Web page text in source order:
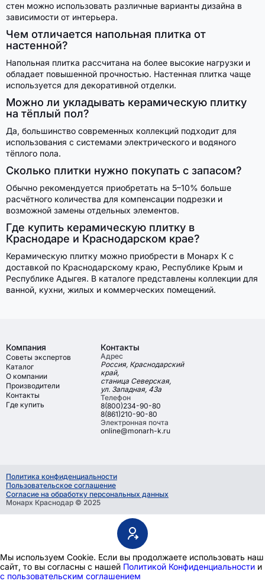
стен можно использовать различные варианты дизайна в
зависимости от интерьера.
Чем отличается напольная плитка от
настенной?
Напольная плитка рассчитана на более высокие нагрузки и
обладает повышенной прочностью. Настенная плитка чаще
используется для декоративной отделки.
Можно ли укладывать керамическую плитку
на тёплый пол?
Да, большинство современных коллекций подходит для
использования с системами электрического и водяного
тёплого пола.
Сколько плитки нужно покупать с запасом?
Обычно рекомендуется приобретать на 5–10% больше
расчётного количества для компенсации подрезки и
возможной замены отдельных элементов.
Где купить керамическую плитку в
Краснодаре и Краснодарском крае?
Керамическую плитку можно приобрести в Монарх К с
доставкой по Краснодарскому краю, Республике Крым и
Республике Адыгея. В каталоге представлены коллекции для
ванной, кухни, жилых и коммерческих помещений.
Компания
Советы экспертов
Каталог
О компании
Производители
Контакты
Где купить
Контакты
Адрес
Россия, Краснодарский
край,
станица Северская,
ул. Западная, 43а
Телефон
8(800)234-90-80
8(861)210-90-80
Электронная почта
online@monarh-k.ru
Политика конфиденциальности
Пользовательское соглашение
Согласие на обработку персональных данных
Монарх Краснодар © 2025
Мы используем Сookie. Если вы продолжаете использовать наш
сайт, то вы согласны с нашей Политикой Конфиденциальности и
с пользовательским соглашением